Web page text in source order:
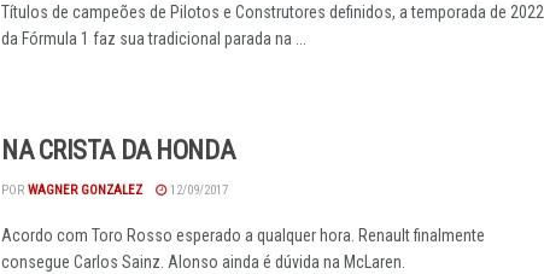
Títulos de campeões de Pilotos e Construtores definidos, a temporada de 2022
da Fórmula 1 faz sua tradicional parada na ...
NA CRISTA DA HONDA
POR WAGNER GONZALEZ 12/09/2017
Acordo com Toro Rosso esperado a qualquer hora. Renault finalmente
consegue Carlos Sainz. Alonso ainda é dúvida na McLaren.